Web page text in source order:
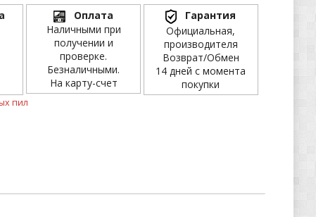
Оплата
Наличными при
получении и
проверке.
Безналичными.
На карту-счет
Гарантия
Официальная,
производителя
Возврат/Обмен
14 дней с момента
покупки
пил